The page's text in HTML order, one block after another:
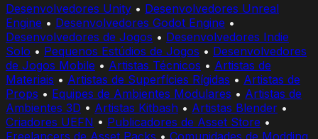
Desenvolvedores Unity • Desenvolvedores Unreal
Engine • Desenvolvedores Godot Engine •
Desenvolvedores de Jogos • Desenvolvedores Indie
Solo • Pequenos Estúdios de Jogos • Desenvolvedores
de Jogos Mobile • Artistas Técnicos • Artistas de
Materiais • Artistas de Superfícies Rígidas • Artistas de
Props • Equipes de Ambientes Modulares • Artistas de
Ambientes 3D • Artistas Kitbash • Artistas Blender •
Criadores UEFN • Publicadores de Asset Store •
Freelancers de Asset Packs • Comunidades de Modding